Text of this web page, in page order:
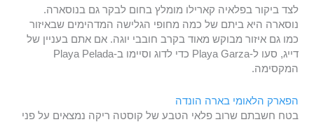
לצד ביקור בפלאיה קארילו מומלץ בחום לבקר גם בנוסארה.
נוסארה היא ביתם של כמה מחופי הגלישה המדהימים שבאיזור
כמו גם איזור מבוקש מאוד בקרב חובבי יוגה. אם אתם בעניין של
דייג, סעו ל-Playa Garza כדי לדוג וסיימו ב-Playa Pelada
המקסימה.
הפארק הלאומי בארה הונדה
בטח חשבתם שרוב פלאי הטבע של קוסטה ריקה נמצאים על פני